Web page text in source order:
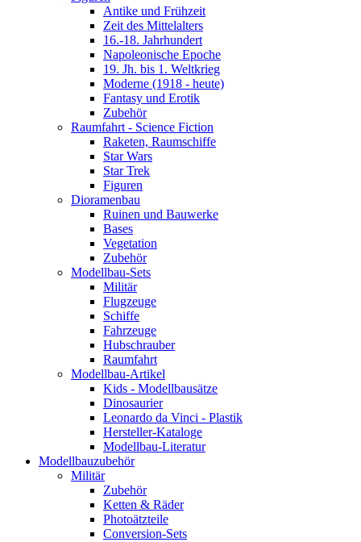
Antike und Frühzeit
Zeit des Mittelalters
16.-18. Jahrhundert
Napoleonische Epoche
19. Jh. bis 1. Weltkrieg
Moderne (1918 - heute)
Fantasy und Erotik
Zubehör
Raumfahrt - Science Fiction
Raketen, Raumschiffe
Star Wars
Star Trek
Figuren
Dioramenbau
Ruinen und Bauwerke
Bases
Vegetation
Zubehör
Modellbau-Sets
Militär
Flugzeuge
Schiffe
Fahrzeuge
Hubschrauber
Raumfahrt
Modellbau-Artikel
Kids - Modellbausätze
Dinosaurier
Leonardo da Vinci - Plastik
Hersteller-Kataloge
Modellbau-Literatur
Modellbauzubehör
Militär
Zubehör
Ketten & Räder
Photoätzteile
Conversion-Sets